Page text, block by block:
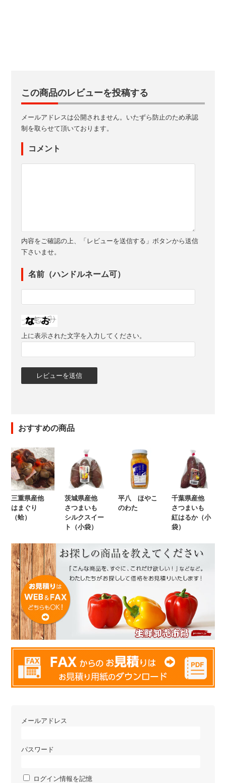
この商品のレビューを投稿する
メールアドレスは公開されません。いたずら防止のため承認
制を取らせて頂いております。
コメント
内容をご確認の上、「レビューを送信する」ボタンから送信
下さいませ。
名前（ハンドルネーム可）
上に表示された文字を入力してください。
おすすめの商品
三重県産他
はまぐり
（蛤）
茨城県産他
さつまいも
シルクスイー
ト（小袋）
平八 ほやこ
のわた
千葉県産他
さつまいも
紅はるか（小
袋）
メールアドレス
パスワード
ログイン情報を記憶